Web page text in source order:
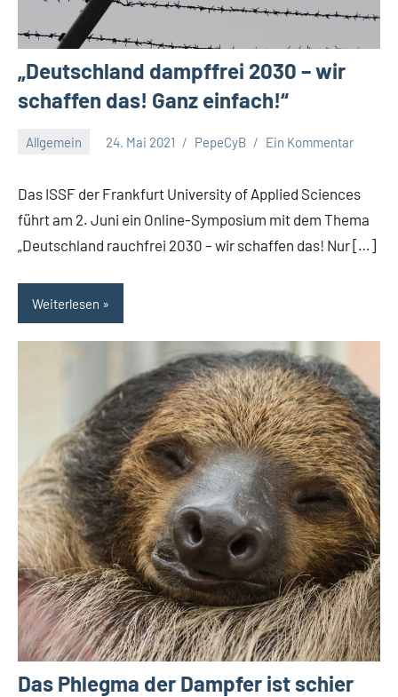
„Deutschland dampffrei 2030 – wir
schaffen das! Ganz einfach!“
Allgemein 24. Mai 2021 PepeCyB Ein Kommentar
Das ISSF der Frankfurt University of Applied Sciences
führt am 2. Juni ein Online-Symposium mit dem Thema
„Deutschland rauchfrei 2030 – wir schaffen das! Nur […]
Weiterlesen
Das Phlegma der Dampfer ist schier